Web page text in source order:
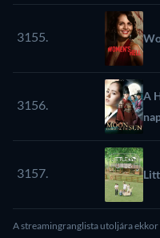
3155.
3156.
A
3157.
A streamingranglista utoljára